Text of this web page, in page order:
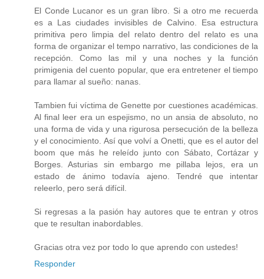
El Conde Lucanor es un gran libro. Si a otro me recuerda
es a Las ciudades invisibles de Calvino. Esa estructura
primitiva pero limpia del relato dentro del relato es una
forma de organizar el tempo narrativo, las condiciones de la
recepción. Como las mil y una noches y la función
primigenia del cuento popular, que era entretener el tiempo
para llamar al sueño: nanas.
Tambien fui víctima de Genette por cuestiones académicas.
Al final leer era un espejismo, no un ansia de absoluto, no
una forma de vida y una rigurosa persecución de la belleza
y el conocimiento. Así que volví a Onetti, que es el autor del
boom que más he releído junto con Sábato, Cortázar y
Borges. Asturias sin embargo me pillaba lejos, era un
estado de ánimo todavía ajeno. Tendré que intentar
releerlo, pero será difícil.
Si regresas a la pasión hay autores que te entran y otros
que te resultan inabordables.
Gracias otra vez por todo lo que aprendo con ustedes!
Responder